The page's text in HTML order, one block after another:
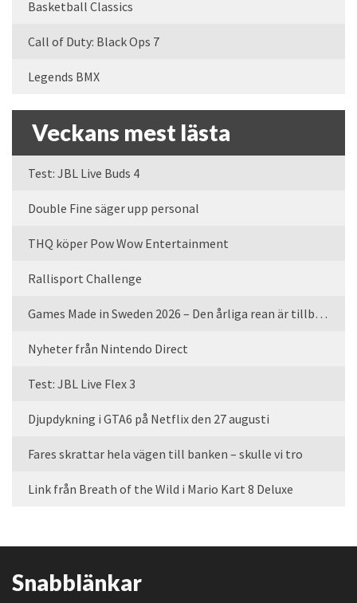
Basketball Classics
Call of Duty: Black Ops 7
Legends BMX
Veckans mest lästa
Test: JBL Live Buds 4
Double Fine säger upp personal
THQ köper Pow Wow Entertainment
Rallisport Challenge
Games Made in Sweden 2026 – Den årliga rean är tillbaka
Nyheter från Nintendo Direct
Test: JBL Live Flex 3
Djupdykning i GTA6 på Netflix den 27 augusti
Fares skrattar hela vägen till banken – skulle vi tro
Link från Breath of the Wild i Mario Kart 8 Deluxe
Snabblänkar